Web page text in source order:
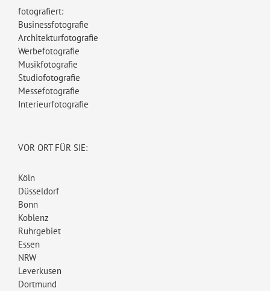
fotografiert:
Businessfotografie
Architekturfotografie
Werbefotografie
Musikfotografie
Studiofotografie
Messefotografie
Interieurfotografie
VOR ORT FÜR SIE:
Köln
Düsseldorf
Bonn
Koblenz
Ruhrgebiet
Essen
NRW
Leverkusen
Dortmund